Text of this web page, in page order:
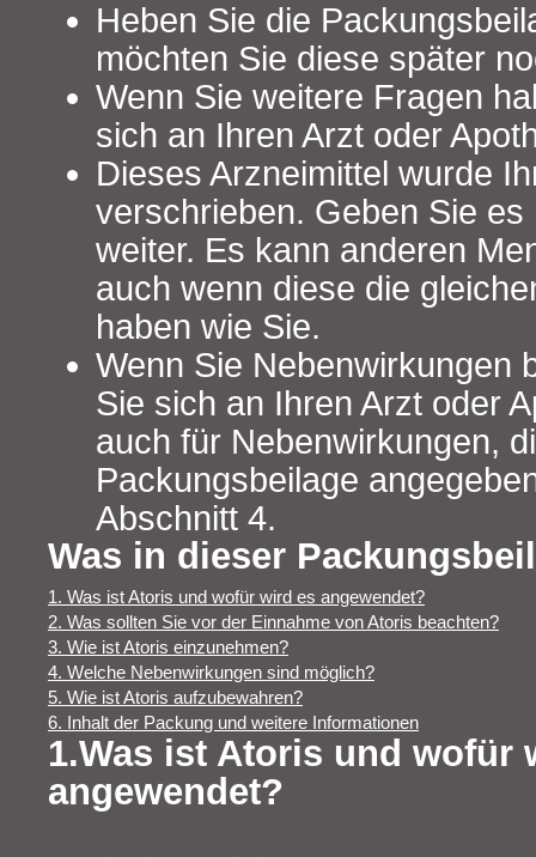
Heben Sie die
möchten Sie diese später
Wenn Sie weitere Fragen
sich an Ihren Arzt oder
Dieses Arzneimittel wurde
verschrieben. Geben Sie es
weiter. Es kann anderen
auch wenn diese die
haben wie Sie.
Wenn Sie Nebenwirkungen
Sie sich an Ihren Arzt oder
auch für Nebenwirkungen,
Packungsbeilage
Abschnitt 4.
Was in dieser
1. Was ist Atoris und wofür wird es angewendet?
2. Was sollten Sie vor der Einnahme von Atoris beachten?
3. Wie ist Atoris einzunehmen?
4. Welche Nebenwirkungen sind möglich?
5. Wie ist Atoris aufzubewahren?
6. Inhalt der Packung und weitere Informationen
1.Was ist Atoris und wofür
angewendet?